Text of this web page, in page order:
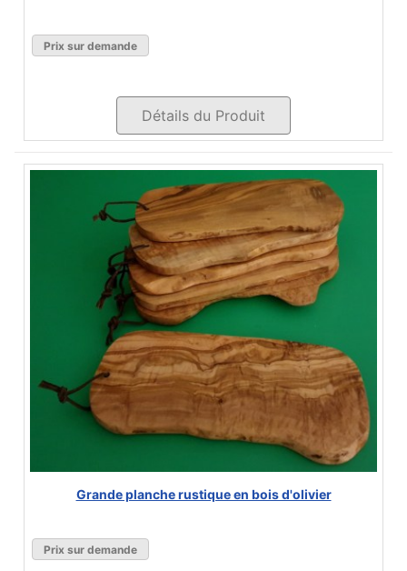
Prix sur demande
Détails du Produit
Grande planche rustique en bois d'olivier
Prix sur demande